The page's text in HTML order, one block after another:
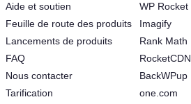
Aide et soutien
Feuille de route des produits
Lancements de produits
FAQ
Nous contacter
Tarification
WP Rocket
Imagify
Rank Math
RocketCDN
BackWPup
one.com